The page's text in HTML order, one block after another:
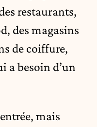
restaurants,
des magasins
de coiffure,
a besoin d’un
mais